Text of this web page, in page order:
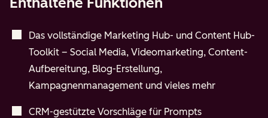
Das vollständige Marketing Hub- und Content Hub-
Toolkit – Social Media, Videomarketing, Content-
Aufbereitung, Blog-Erstellung,
Kampagnenmanagement und vieles mehr
CRM-gestützte Vorschläge für Prompts